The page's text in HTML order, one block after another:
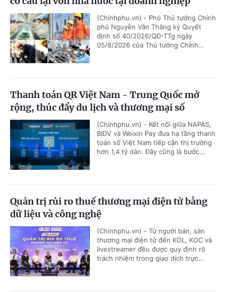
(Chinhphu.vn) - Phó Thủ tướng Chính
phủ Nguyễn Văn Thắng ký Quyết
định số 40/2026/QĐ-TTg ngày
05/8/2026 của Thủ tướng Chính...
Thanh toán QR Việt Nam - Trung Quốc mở
rộng, thúc đẩy du lịch và thương mại số
(Chinhphu.vn) - Kết nối giữa NAPAS,
BIDV và Weixin Pay đưa hạ tầng thanh
toán số Việt Nam tiếp cận thị trường
hơn 1,4 tỷ dân. Đây cũng là bước...
Quản trị rủi ro thuế thương mại điện tử bằng
dữ liệu và công nghệ
(Chinhphu.vn) - Từ người bán, sàn
thương mại điện tử đến KOL, KOC và
livestreamer đều được quy định rõ
trách nhiệm trong giao dịch trực...